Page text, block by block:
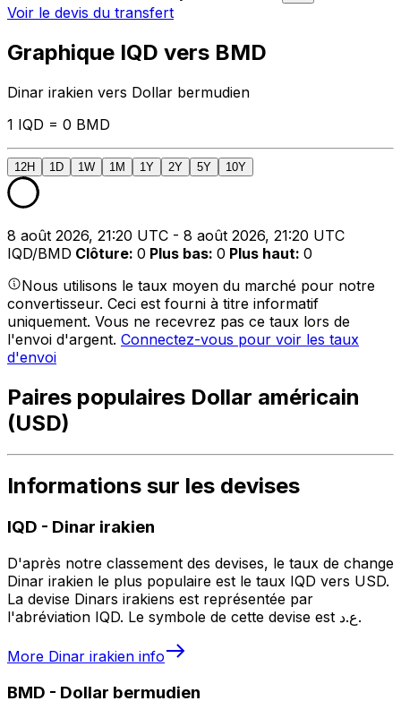
Voir le devis du transfert
Graphique IQD vers BMD
Dinar irakien vers Dollar bermudien
1 IQD = 0 BMD
12H 1D 1W 1M 1Y 2Y 5Y 10Y
8 août 2026, 21:20 UTC - 8 août 2026, 21:20 UTC
IQD/BMD Clôture: 0 Plus bas: 0 Plus haut: 0
Nous utilisons le taux moyen du marché pour notre
convertisseur. Ceci est fourni à titre informatif
uniquement. Vous ne recevrez pas ce taux lors de
l'envoi d'argent. Connectez-vous pour voir les taux
d'envoi
Paires populaires Dollar américain
(USD)
Informations sur les devises
IQD - Dinar irakien
D'après notre classement des devises, le taux de change
Dinar irakien le plus populaire est le taux IQD vers USD.
La devise Dinars irakiens est représentée par
l'abréviation IQD. Le symbole de cette devise est ع.د.
More Dinar irakien info
BMD - Dollar bermudien